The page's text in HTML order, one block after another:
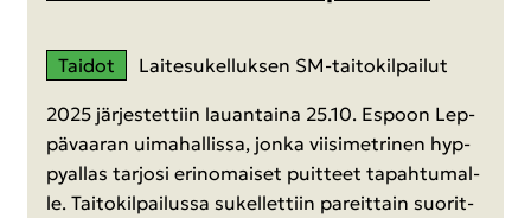
Tai­dot Lai­te­su­kel­luk­sen SM-​taitokilpailut
2025 jär­jes­tet­tiin lau­an­tai­na 25.10. Es­poon Lep­
pä­vaa­ran ui­ma­hal­lis­sa, jonka vii­si­met­ri­nen hyp­
py­al­las tar­jo­si erin­omai­set puit­teet ta­pah­tu­mal­
le. Tai­to­kil­pai­lus­sa su­kel­let­tiin pa­reit­tain suo­rit­